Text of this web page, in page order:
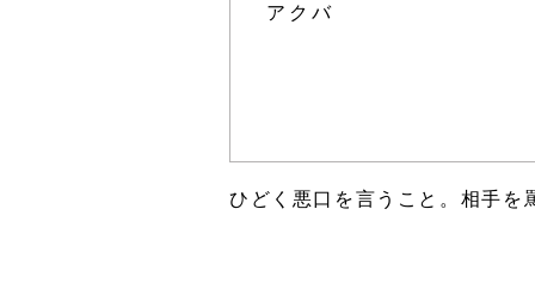
アクバ
ひどく悪口を言うこと。相手を